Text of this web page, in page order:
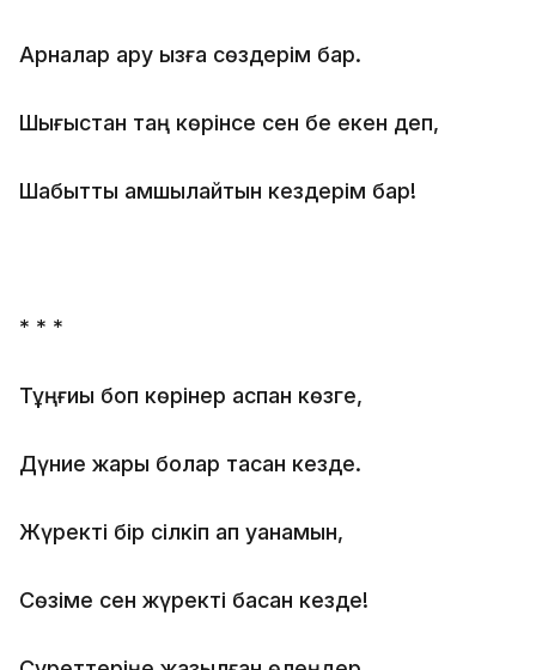
Арналар ару қызға сөздерім бар.
Шығыстан таң көрінсе сен бе екен деп,
Шабытты қамшылайтын кездерім бар!
* * *
Тұңғиық боп көрінер аспан көзге,
Дүние жарық болар тасқан кезде.
Жүректі бір сілкіп ап қуанамын,
Сөзіме сен жүректі басқан кезде!